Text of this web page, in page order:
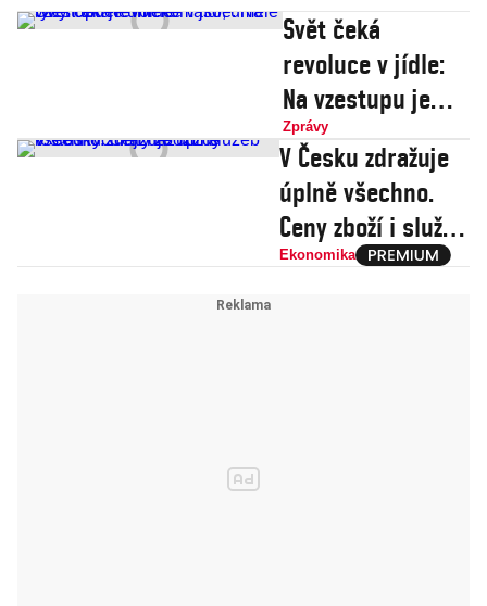
Svět čeká
revoluce v jídle:
Na vzestupu je
umělé maso,
umělé ryby i
umělé mléko
Zprávy
V Česku zdražuje
úplně všechno.
Ceny zboží i služeb
rostou rychleji
Ekonomika